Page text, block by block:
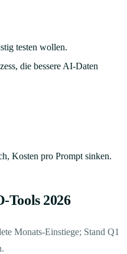
testen wollen.
die bessere AI-Daten
Kosten pro Prompt sinken.
Tools 2026
Monats-Einstiege; Stand Q1